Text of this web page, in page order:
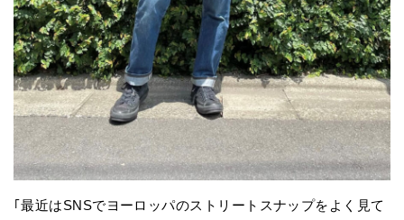
｢最近はSNSでヨーロッパのストリートスナップをよく見て